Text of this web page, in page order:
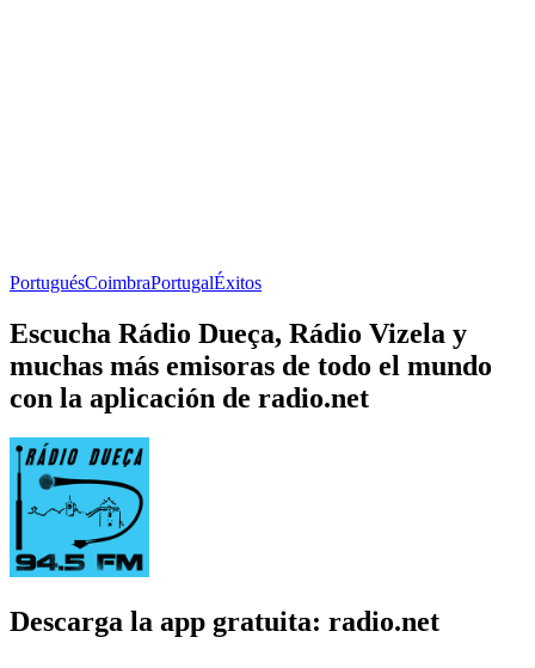
PortuguésCoimbraPortugalÉxitos
Escucha Rádio Dueça, Rádio Vizela y
muchas más emisoras de todo el mundo
con la aplicación de radio.net
Descarga la app gratuita: radio.net